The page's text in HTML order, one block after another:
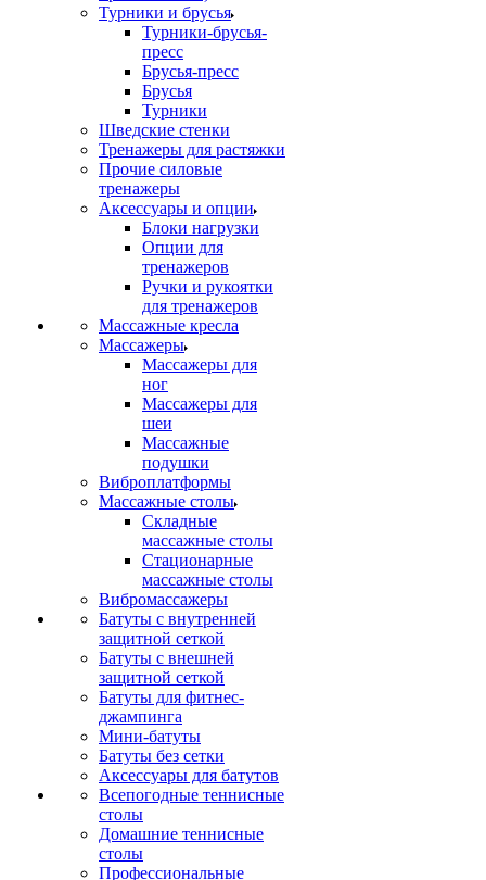
Турники и брусья
Турники-брусья-
пресс
Брусья-пресс
Брусья
Турники
Шведские стенки
Тренажеры для растяжки
Прочие силовые
тренажеры
Аксессуары и опции
Блоки нагрузки
Опции для
тренажеров
Ручки и рукоятки
для тренажеров
Массажные кресла
Массажеры
Массажеры для
ног
Массажеры для
шеи
Массажные
подушки
Виброплатформы
Массажные столы
Складные
массажные столы
Стационарные
массажные столы
Вибромассажеры
Батуты с внутренней
защитной сеткой
Батуты с внешней
защитной сеткой
Батуты для фитнес-
джампинга
Мини-батуты
Батуты без сетки
Аксессуары для батутов
Всепогодные теннисные
столы
Домашние теннисные
столы
Профессиональные